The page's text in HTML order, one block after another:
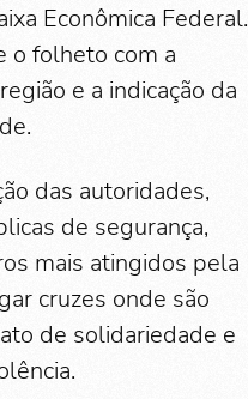
Econômica Federal.
o folheto com a
e a indicação da
das autoridades,
de segurança,
mais atingidos pela
cruzes onde são
de solidariedade e